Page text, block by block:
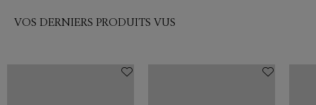
VOS DERNIERS PRODUITS VUS